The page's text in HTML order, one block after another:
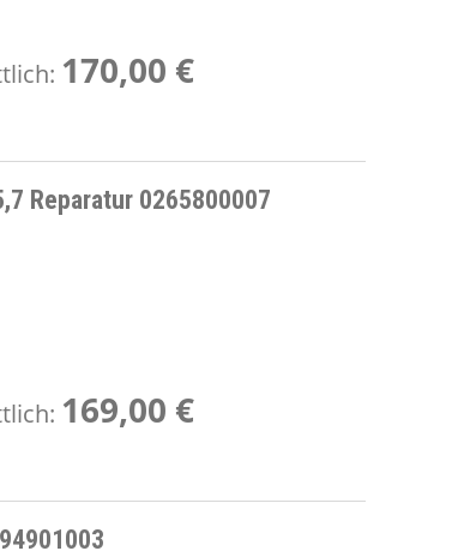
170,00 €
Reparatur 0265800007
169,00 €